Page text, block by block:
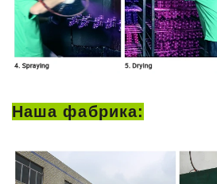
Наша фабрика: